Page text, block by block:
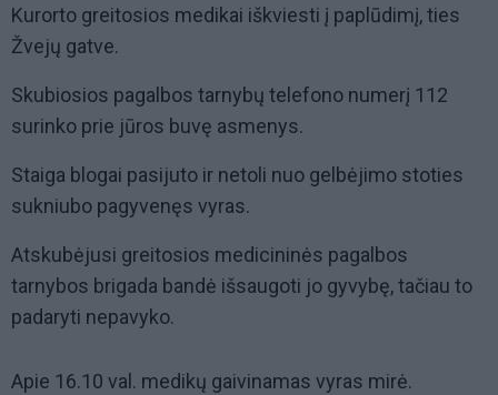
Kurorto greitosios medikai iškviesti į paplūdimį, ties
Žvejų gatve.
Skubiosios pagalbos tarnybų telefono numerį 112
surinko prie jūros buvę asmenys.
Staiga blogai pasijuto ir netoli nuo gelbėjimo stoties
sukniubo pagyvenęs vyras.
Atskubėjusi greitosios medicininės pagalbos
tarnybos brigada bandė išsaugoti jo gyvybę, tačiau to
padaryti nepavyko.
Apie 16.10 val. medikų gaivinamas vyras mirė.